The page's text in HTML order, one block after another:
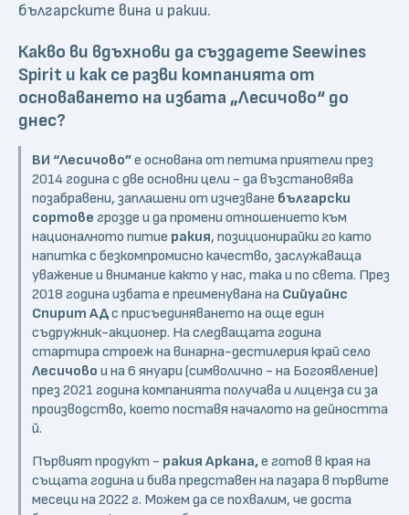
българските вина и ракии.
Какво ви вдъхнови да създадете Seewines
Spirit и как се разви компанията от
основаването на избата „Лесичово“ до
днес?
ВИ “Лесичово”е основана от петима приятели през
2014 година с две основни цели - да възстановява
позабравени, заплашени от изчезване български
сортове грозде и да промени отношението към
националното питие ракия, позиционирайки го като
напитка с безкомпромисно качество, заслужаваща
уважение и внимание както у нас, така и по света. През
2018 година избата е преименувана на Сийуайнс
Спирит АДс присъединяването на още един
съдружник-акционер. На следващата година
стартира строеж на винарна-дестилерия край село
Лесичово и на 6 януари (символично - на Богоявление)
през 2021 година компанията получава и лиценза си за
производство, което поставя началото на дейността
й.
Първият продукт - ракия Аркана,е готов в края на
същата година и бива представен на пазара в първите
месеци на 2022 г. Можем да се похвалим, че доста